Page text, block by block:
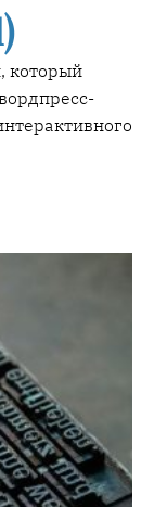
который